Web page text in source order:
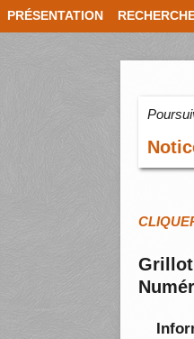
PRÉSENTATION